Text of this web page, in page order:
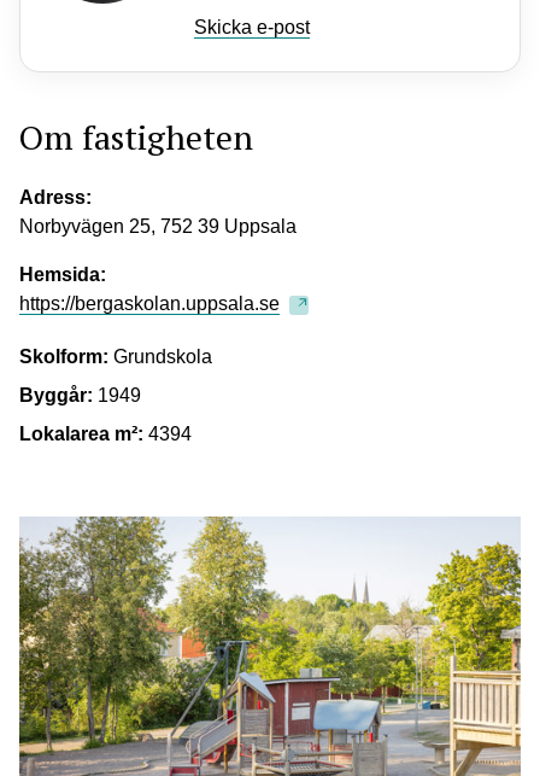
Skicka e-post
Om fastigheten
Adress:
Norbyvägen 25, 752 39 Uppsala
Hemsida:
https://bergaskolan.uppsala.se
Skolform: Grundskola
Byggår: 1949
Lokalarea m²: 4394